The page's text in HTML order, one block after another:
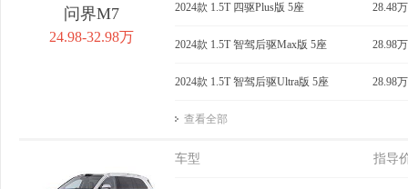
问界M7
24.98-32.98万
2024款 1.5T 四驱Plus版 5座 28.48万
2024款 1.5T 智驾后驱Max版 5座 28.98万
2024款 1.5T 智驾后驱Ultra版 5座 28.98万
查看全部
车型 指导